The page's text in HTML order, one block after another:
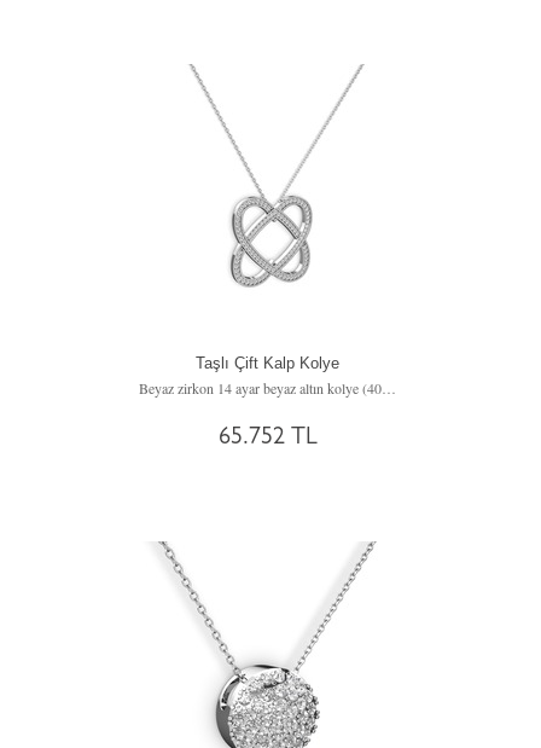
Taşlı Çift Kalp Kolye
Beyaz zirkon 14 ayar beyaz altın kolye (40 cm beyaz altın rolo zincir)
65.752 TL